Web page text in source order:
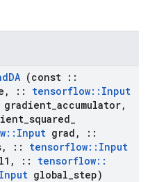
DA (const ::
, :: tensorflow:: Input
gradient accumulator,
squared
:: Input grad ,
::
, :: tensorflow:: Input
l1 , :: tensorflow::
Input global step)